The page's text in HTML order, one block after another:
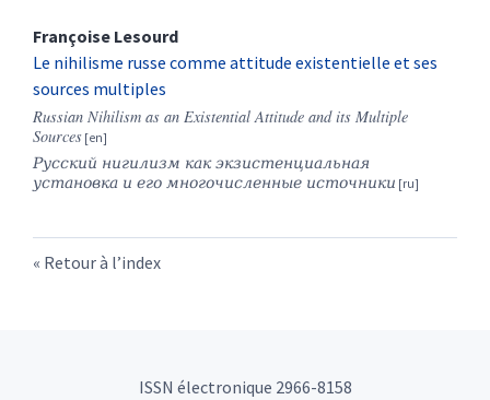
Françoise Lesourd
Le nihilisme russe comme attitude existentielle et ses
sources multiples
Russian Nihilism as an Existential Attitude and its Multiple
Sources
Русский нигилизм как экзистенциальная
установка и его многочисленные источники
Retour à l’index
ISSN électronique 2966-8158